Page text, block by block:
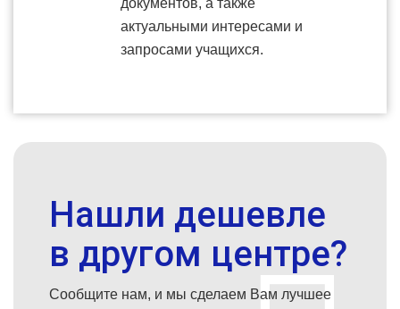
документов, а также
актуальными интересами и
запросами учащихся.
Нашли дешевле
в другом центре?
Сообщите нам, и мы сделаем Вам лучшее